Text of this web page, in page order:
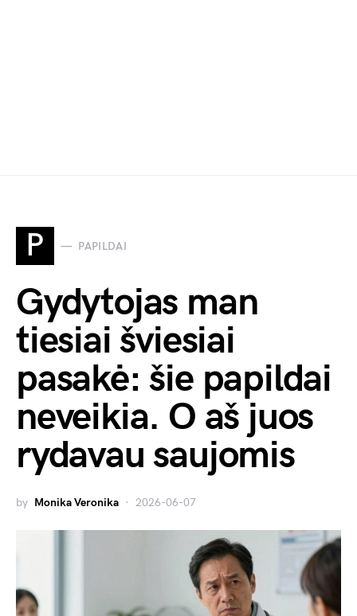
P PAPILDAI
Gydytojas man
tiesiai šviesiai
pasakė: šie papildai
neveikia. O aš juos
rydavau saujomis
by Monika Veronika 2026-06-07